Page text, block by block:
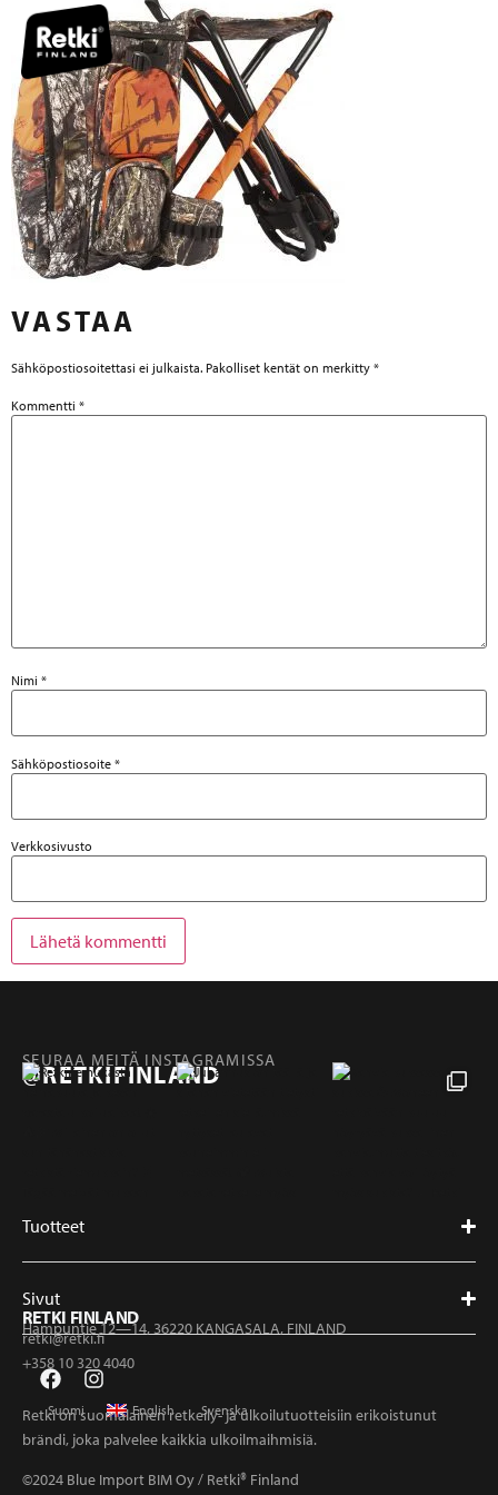
VASTAA
Sähköpostiosoitettasi ei julkaista. Pakolliset kentät on merkitty *
Kommentti *
Nimi *
Sähköpostiosoite *
Verkkosivusto
SEURAA MEITÄ INSTAGRAMISSA
@RETKIFINLAND
Tuotteet
Sivut
RETKI FINLAND
Hampuntie 12—14, 36220 KANGASALA, FINLAND
retki@retki.fi
+358 10 320 4040
Suomi English Svenska
Retki on suomalainen retkeily- ja ulkoilutuotteisiin erikoistunut
brändi, joka palvelee kaikkia ulkoilmaihmisiä.
©2024 Blue Import BIM Oy / Retki® Finland